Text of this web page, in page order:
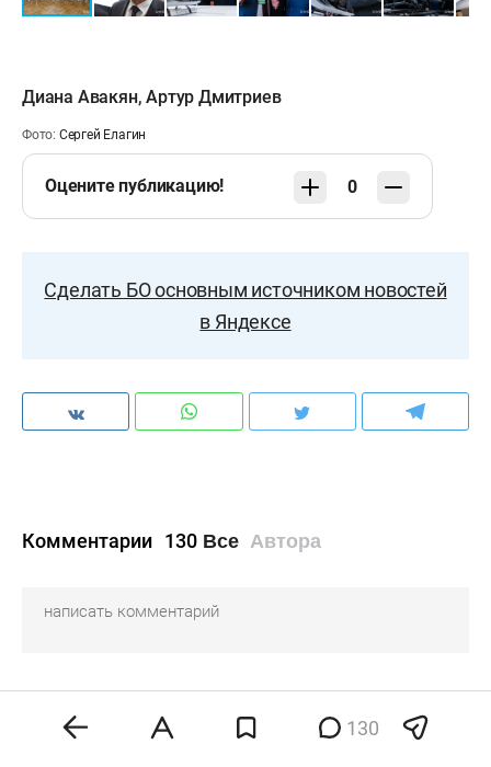
Диана Авакян,Артур Дмитриев
Фото: Сергей Елагин
Оцените публикацию! 0
Сделать БО основным источником новостей
в Яндексе
Комментарии 130 Все Автора
native
13 Февраля 202408:14 130